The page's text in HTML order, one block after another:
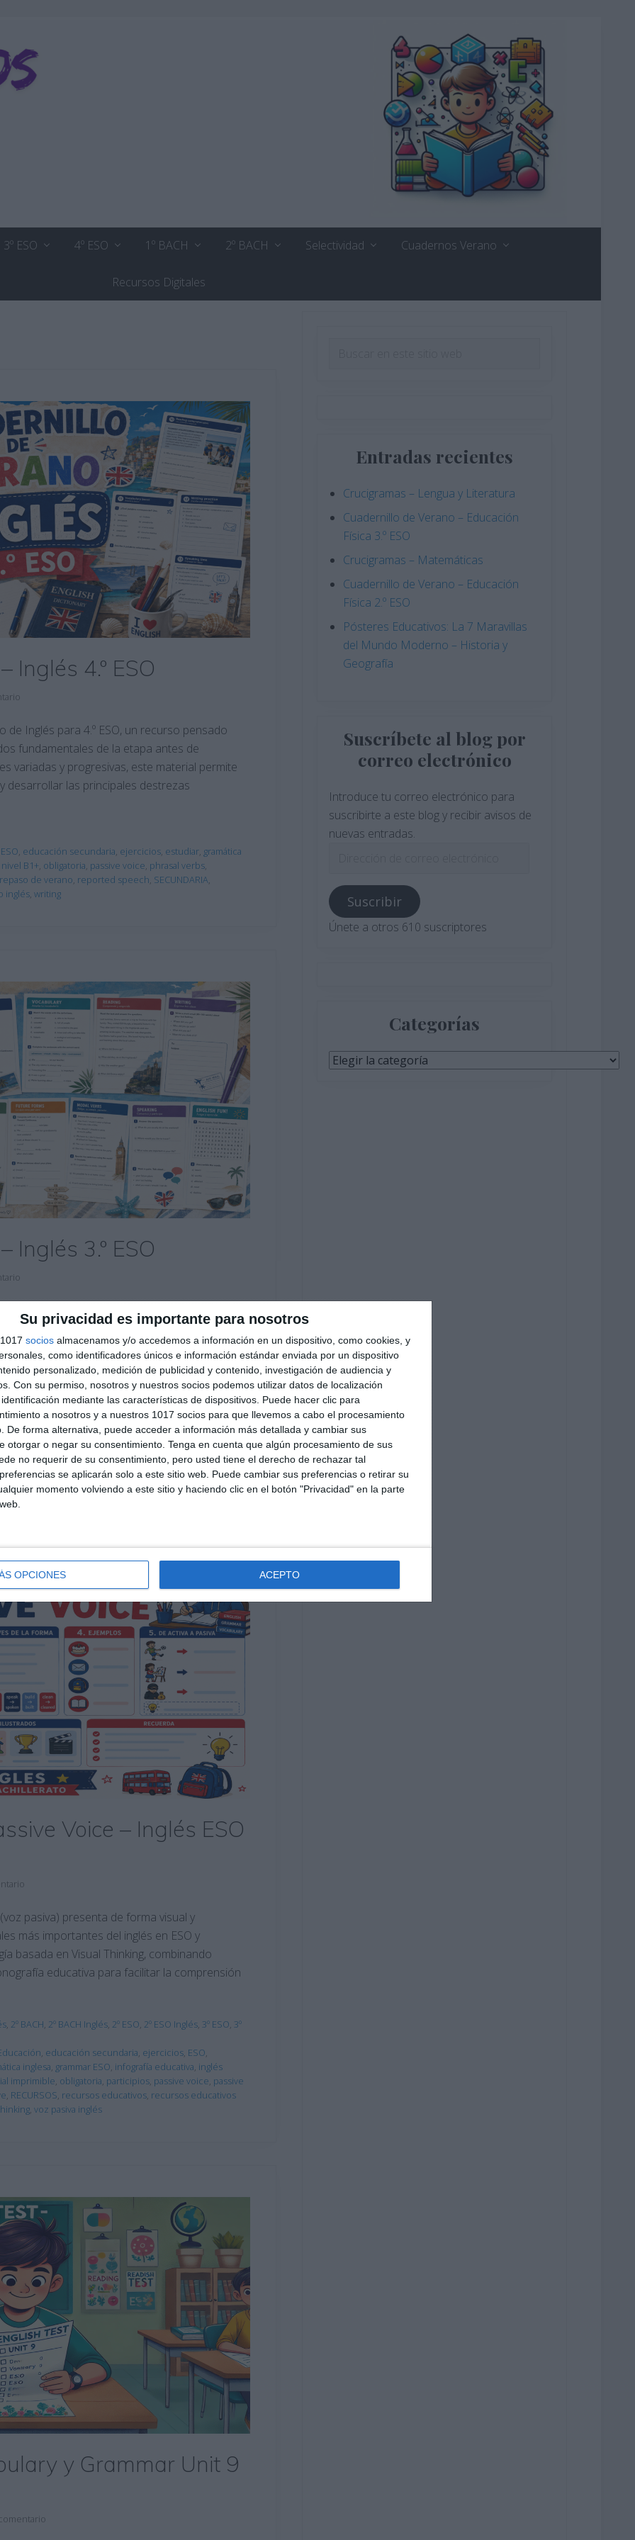
Su privacidad es importante para nosotros
socios almacenamos y/o accedemos a información en un dispositivo, como cookies, y
como identificadores únicos e información estándar enviada por un dispositivo
personalizado, medición de publicidad y contenido, investigación de audiencia y
Con su permiso, nosotros y nuestros socios podemos utilizar datos de localización
mediante las características de dispositivos. Puede hacer clic para
a nosotros y a nuestros 1017 socios para que llevemos a cabo el procesamiento
De forma alternativa, puede acceder a información más detallada y cambiar sus
otorgar o negar su consentimiento. Tenga en cuenta que algún procesamiento de sus
no requerir de su consentimiento, pero usted tiene el derecho de rechazar tal
se aplicarán solo a este sitio web. Puede cambiar sus preferencias o retirar su
momento volviendo a este sitio y haciendo clic en el botón "Privacidad" en la parte
OPCIONES ACEPTO
3º ESO 4º ESO 1º BACH 2º BACH Selectividad Cuadernos Verano
Recursos Digitales
Inglés 4.º ESO
Inglés para 4.º ESO, un recurso pensado
fundamentales de la etapa antes de
variadas y progresivas, este material permite
desarrollar las principales destrezas
, educación secundaria, ejercicios, estudiar, gramática
nivel B1+, obligatoria, passive voice, phrasal verbs,
repaso de verano, reported speech, SECUNDARIA,
inglés, writing
Inglés 3.º ESO
Inglés para 3.º ESO, un recurso que hemos
los contenidos más importantes del curso
vacaciones. Está diseñado con actividades
ampliar el vocabulario y mejorar la
, educación secundaria,ejercicios,ESO ,estudiar,
, nivel B1, obligatoria,passive voice,phrasal verbs,
de verano,reported speech,solucionario, speaking,
Voice – Inglés ESO
pasiva) presenta de forma visual y
más importantes del inglés en ESO y
basada en Visual Thinking, combinando
educativa para facilitar la comprensión
, 2º BACH, 2º BACH Inglés, 2º ESO, 2º ESO Inglés, 3º ESO, 3º
, educación secundaria, ejercicios, ESO,
inglesa, grammar ESO, infografía educativa, inglés
imprimible, obligatoria, participios, passive voice, passive
, RECURSOS, recursos educativos, recursos educativos
, voz pasiva inglés
y Grammar Unit 9
Entradas recientes
Crucigramas – Lengua y Literatura
Cuadernillo de Verano – Educación
Física 3.º ESO
Crucigramas – Matemáticas
Cuadernillo de Verano – Educación
Física 2.º ESO
Pósteres Educativos: La 7 Maravillas
del Mundo Moderno – Historia y
Geografía
Suscríbete al blog por
correo electrónico
Introduce tu correo electrónico para
suscribirte a este blog y recibir avisos de
nuevas entradas.
correo
electrónico
Suscribir
Únete a otros 610 suscriptores
Categorías
Categorías